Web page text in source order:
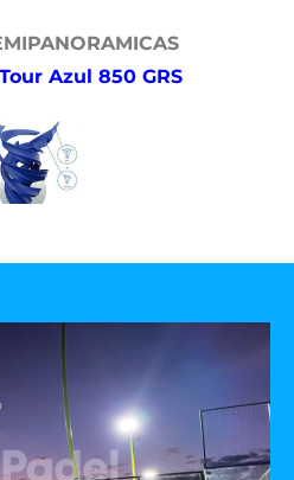
Azul 850 GRS